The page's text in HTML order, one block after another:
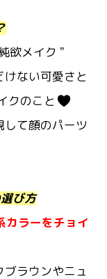
欲メイク ”
ない可愛さと
クのこと
て顔のパーツ
び方
ラーをチョイ
ラウンやニュ